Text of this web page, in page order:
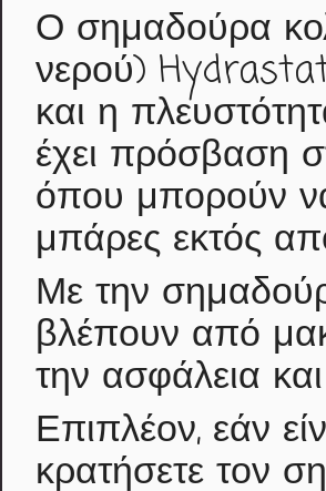
Ο σημαδούρα
νερού)
και η
έχει πρόσβαση
όπου μπορούν
μπάρες εκτός
Με την
βλέπουν από
την ασφάλεια
Επιπλέον, εάν
κρατήσετε τον